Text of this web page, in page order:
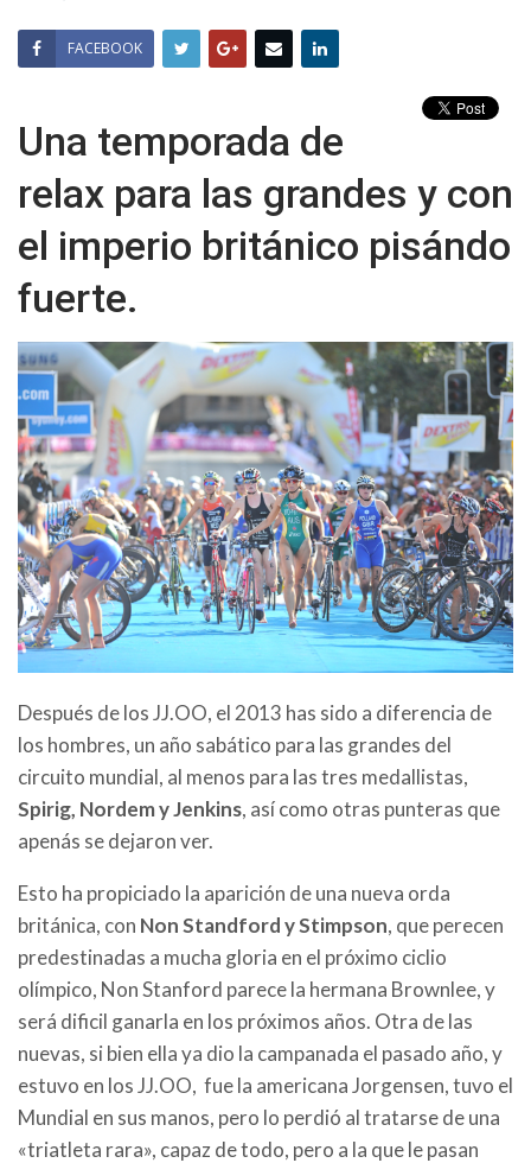
FACEBOOK
Una temporada de
relax para las grandes y con
el imperio británico pisándo
fuerte.
Después de los JJ.OO, el 2013 has sido a diferencia de
los hombres, un año sabático para las grandes del
circuito mundial, al menos para las tres medallistas,
Spirig, Nordem y Jenkins, así como otras punteras que
apenás se dejaron ver.
Esto ha propiciado la aparición de una nueva orda
británica, con Non Standford y Stimpson, que perecen
predestinadas a mucha gloria en el próximo ciclio
olímpico, Non Stanford parece la hermana Brownlee, y
será dificil ganarla en los próximos años. Otra de las
nuevas, si bien ella ya dio la campanada el pasado año, y
estuvo en los JJ.OO, fue la americana Jorgensen, tuvo el
Mundial en sus manos, pero lo perdió al tratarse de una
«triatleta rara», capaz de todo, pero a la que le pasan